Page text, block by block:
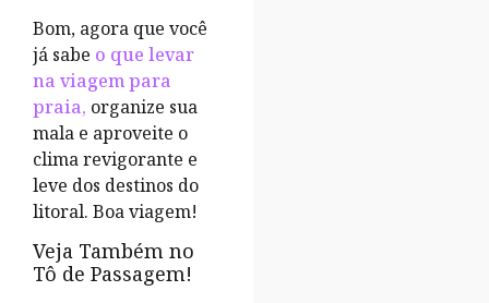
Bom, agora que você
já sabe o que levar
na viagem para
praia, organize sua
mala e aproveite o
clima revigorante e
leve dos destinos do
litoral. Boa viagem!
Veja Também no
Tô de Passagem!